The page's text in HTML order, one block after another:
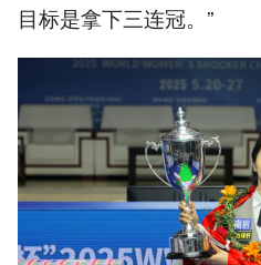
目标是拿下三连冠。”